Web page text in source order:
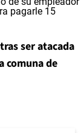
ser atacada
comuna de